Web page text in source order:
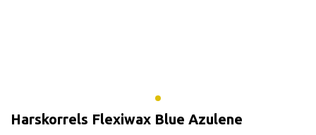
Harskorrels Flexiwax Blue Azulene